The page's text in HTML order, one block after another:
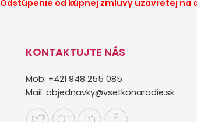
Odstúpenie od kúpnej zmluvy uzavretej na
KONTAKTUJTE NÁS
Mob: +421 948 255 085
Mail: objednavky@vsetkonaradie.sk